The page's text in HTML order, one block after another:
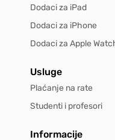
Dodaci za iPad
Dodaci za iPhone
Dodaci za Apple
Usluge
Plaćanje na rate
Studenti i profesori
Informacije